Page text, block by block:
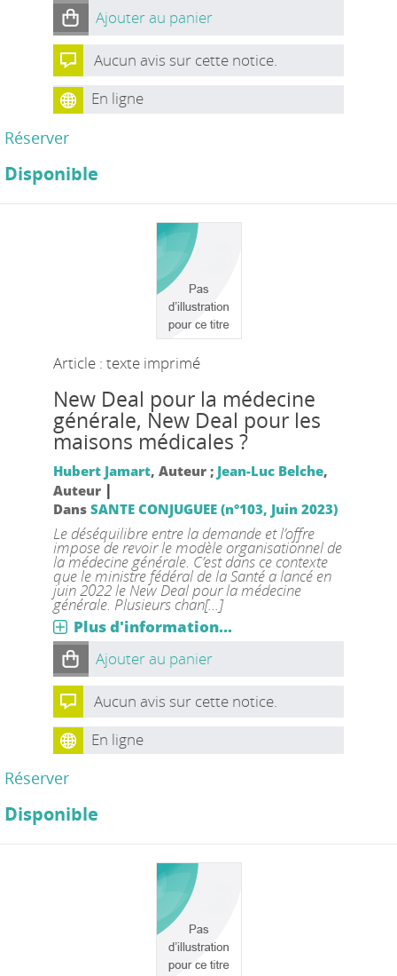
Ajouter au panier
Aucun avis sur cette notice.
En ligne
Réserver
Disponible
Article : texte imprimé
New Deal pour la médecine
générale, New Deal pour les
maisons médicales ?
Hubert Jamart, Auteur ; Jean-Luc Belche,
Auteur |
Dans SANTE CONJUGUEE (n°103, Juin 2023)
Le déséquilibre entre la demande et l’offre
impose de revoir le modèle organisationnel de
la médecine générale. C’est dans ce contexte
que le ministre fédéral de la Santé a lancé en
juin 2022 le New Deal pour la médecine
générale. Plusieurs chan[...]
Plus d'information...
Ajouter au panier
Aucun avis sur cette notice.
En ligne
Réserver
Disponible